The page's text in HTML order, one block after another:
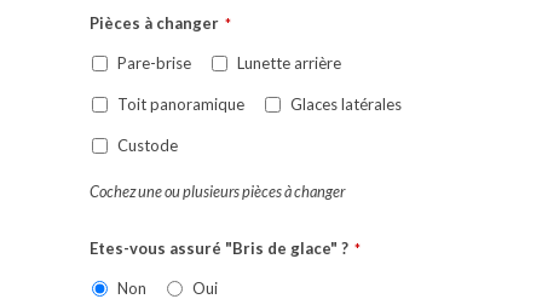
Pièces à changer *
Pare-brise Lunette arrière
Toit panoramique Glaces latérales
Custode
Cochez une ou plusieurs pièces à changer
Etes-vous assuré "Bris de glace" ? *
Non Oui